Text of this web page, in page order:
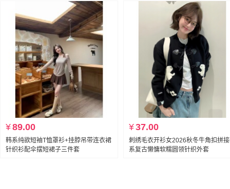
¥89.00
韩系纯欲短袖T恤罩衫+挂脖吊带连衣裙
针织衫配伞摆短裙子三件套
¥37.00
刺绣毛衣开衫女2026秋冬牛角扣拼
系复古懒慵软糯圆领针织外套